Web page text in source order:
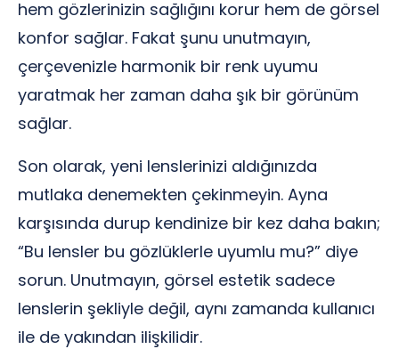
hem gözlerinizin sağlığını korur hem de görsel
konfor sağlar. Fakat şunu unutmayın,
çerçevenizle harmonik bir renk uyumu
yaratmak her zaman daha şık bir görünüm
sağlar.
Son olarak, yeni lenslerinizi aldığınızda
mutlaka denemekten çekinmeyin. Ayna
karşısında durup kendinize bir kez daha bakın;
“Bu lensler bu gözlüklerle uyumlu mu?” diye
sorun. Unutmayın, görsel estetik sadece
lenslerin şekliyle değil, aynı zamanda kullanıcı
ile de yakından ilişkilidir.